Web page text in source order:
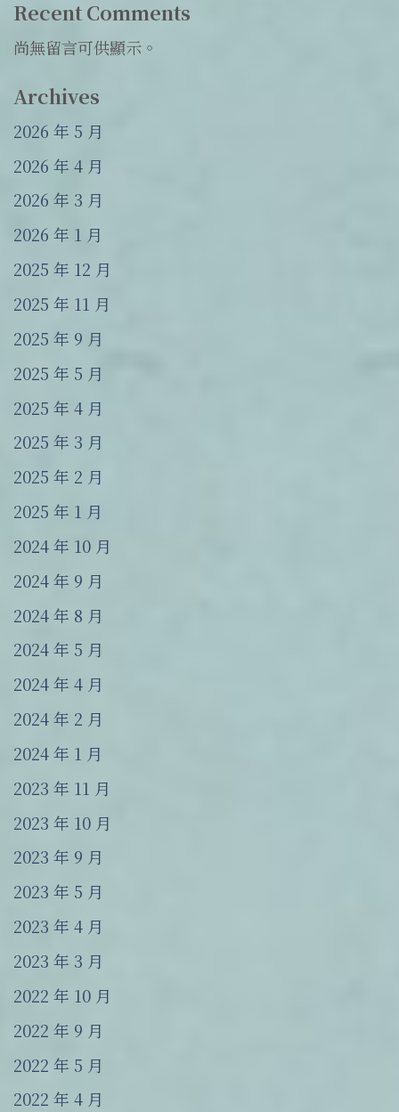
Recent Comments
尚無留言可供顯示。
Archives
2026 年 5 月
2026 年 4 月
2026 年 3 月
2026 年 1 月
2025 年 12 月
2025 年 11 月
2025 年 9 月
2025 年 5 月
2025 年 4 月
2025 年 3 月
2025 年 2 月
2025 年 1 月
2024 年 10 月
2024 年 9 月
2024 年 8 月
2024 年 5 月
2024 年 4 月
2024 年 2 月
2024 年 1 月
2023 年 11 月
2023 年 10 月
2023 年 9 月
2023 年 5 月
2023 年 4 月
2023 年 3 月
2022 年 10 月
2022 年 9 月
2022 年 5 月
2022 年 4 月